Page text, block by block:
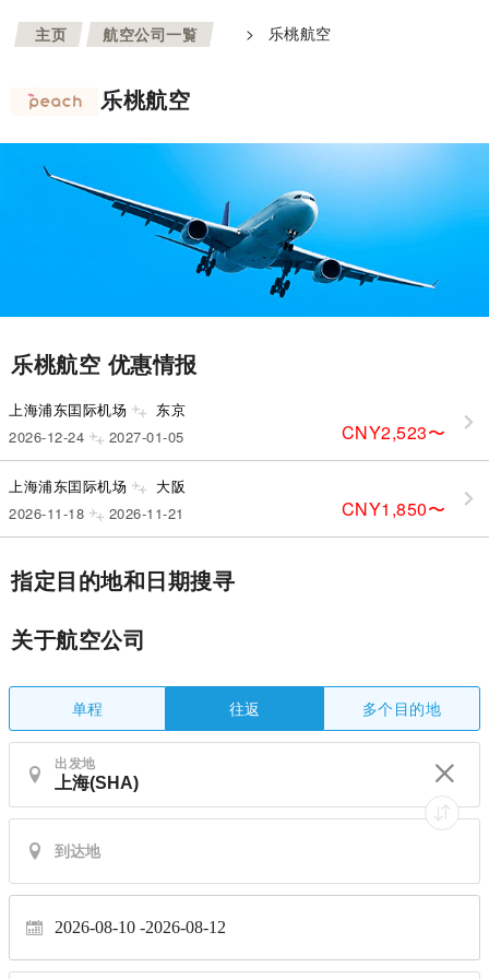
主页 >
航空公司一覧 > 乐桃航空
乐桃航空
乐桃航空 优惠情报
上海浦东囯际机场 东京
CNY2,523〜
2026-12-24 2027-01-05
上海浦东囯际机场 大阪
CNY1,850〜
2026-11-18 2026-11-21
指定目的地和日期搜寻
关于航空公司
单程 往返 多个目的地
出发地
2026-08-10 2026-08-12